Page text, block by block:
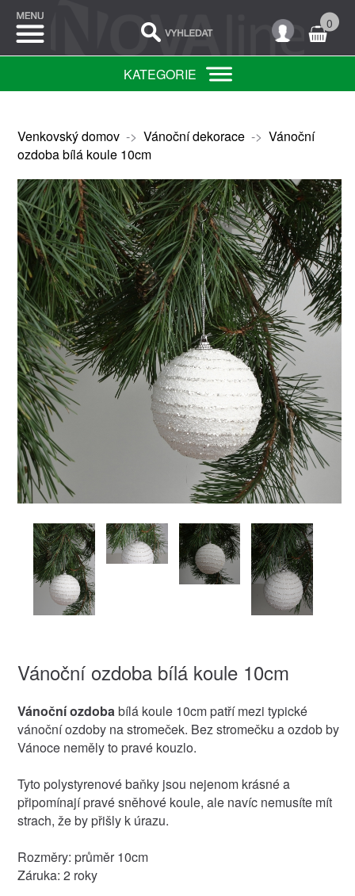
0
KATEGORIE
Venkovský domov-> Vánoční dekorace-> Vánoční
ozdoba bílá koule 10cm
Vánoční ozdoba bílá koule 10cm
Vánoční ozdobabílá koule 10cm patří mezi typické
vánoční ozdoby na stromeček. Bez stromečku a ozdob by
Vánoce neměly to pravé kouzlo.
Tyto polystyrenové baňky jsou nejenom krásné a
připomínají pravé sněhové koule, ale navíc nemusíte mít
strach, že by přišly k úrazu.
Rozměry: průměr 10cm
Záruka: 2 roky